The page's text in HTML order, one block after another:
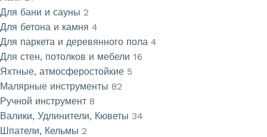
Для бани и сауны 2
Для бетона и камня 4
Для паркета и деревянного пола 4
Для стен, потолков и мебели 16
Яхтные, атмосферостойкие 5
Малярные инструменты 82
Ручной инструмент 8
Валики, Удлинители, Кюветы 34
Шпатели, Кельмы 2